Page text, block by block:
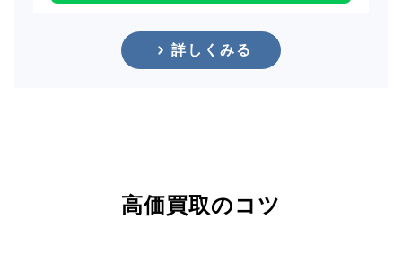
詳しくみる
高価買取のコツ